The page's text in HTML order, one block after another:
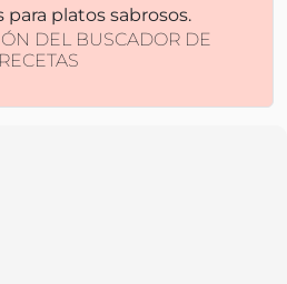
platos sabrosos.
DEL BUSCADOR DE
RECETAS